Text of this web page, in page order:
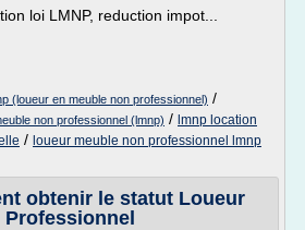
loi LMNP, reduction impot...
(loueur en meuble non professionnel) /
non professionnel (lmnp) / lmnp location
/ loueur meuble non professionnel lmnp
obtenir le statut Loueur